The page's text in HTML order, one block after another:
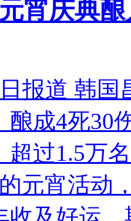
宵庆典
报道 韩
酿成4死30
超过1.5万
元宵活动